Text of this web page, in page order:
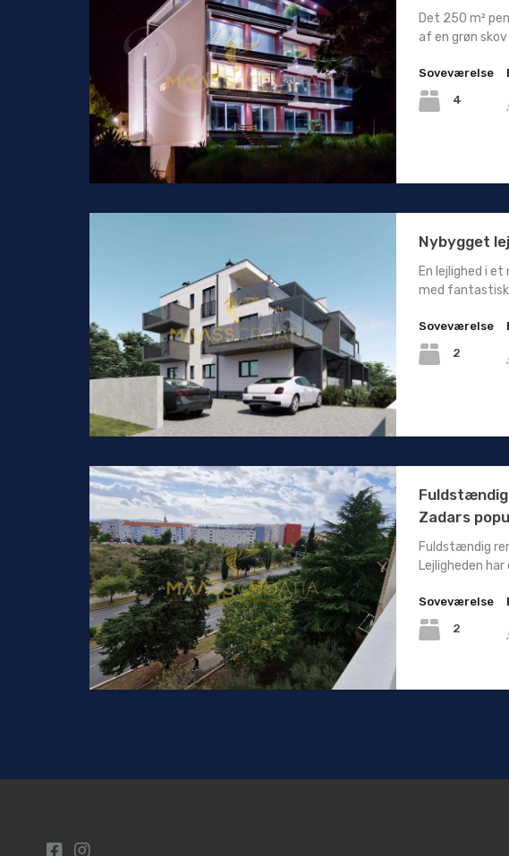
Det 250 m²
af ​​en grøn
Soveværelse
4
Nybygget
En lejlighed i
med fantastisk
Soveværelse
2
Zadars
Fuldstændig
Lejligheden
Soveværelse
2